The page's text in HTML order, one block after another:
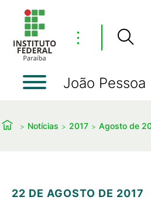
⋮
João Pessoa
Notícias 2017 Agosto de
22 DE AGOSTO DE 2017